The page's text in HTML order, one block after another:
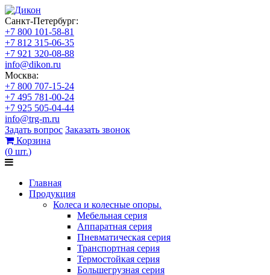
Санкт-Петербург:
+7 800 101-58-81
+7 812 315-06-35
+7 921 320-08-88
info@dikon.ru
Москва:
+7 800 707-15-24
+7 495 781-00-24
+7 925 505-04-44
info@trg-m.ru
Задать вопрос Заказать звонок
Корзина
(0 шт.)
Главная
Продукция
Колеса и колесные опоры.
Мебельная серия
Аппаратная серия
Пневматическая серия
Транспортная серия
Термостойкая серия
Большегрузная серия